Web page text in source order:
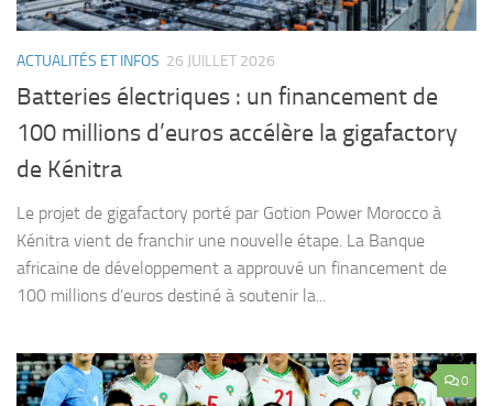
ACTUALITÉS ET INFOS 26 JUILLET 2026
Batteries électriques : un financement de
100 millions d’euros accélère la gigafactory
de Kénitra
Le projet de gigafactory porté par Gotion Power Morocco à
Kénitra vient de franchir une nouvelle étape. La Banque
africaine de développement a approuvé un financement de
100 millions d’euros destiné à soutenir la...
0